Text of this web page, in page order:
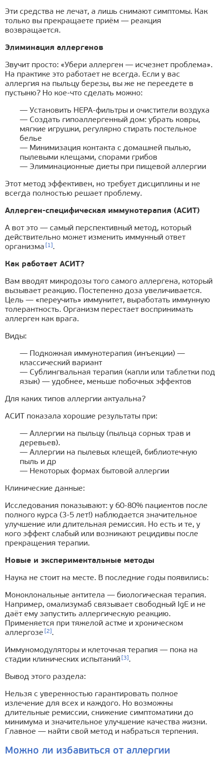
Эти средства не лечат, а лишь снимают симптомы. Как
только вы прекращаете приём — реакция
возвращается.
Элиминация аллергенов
Звучит просто: «Убери аллерген — исчезнет проблема».
На практике это работает не всегда. Если у вас
аллергия на пыльцу березы, вы же не переедете в
пустыню? Но кое-что сделать можно:
— Установить HEPA-фильтры и очистители воздуха
— Создать гипоаллергенный дом: убрать ковры,
мягкие игрушки, регулярно стирать постельное
белье
— Минимизация контакта с домашней пылью,
пылевыми клещами, спорами грибов
— Элиминационные диеты при пищевой аллергии
Этот метод эффективен, но требует дисциплины и не
всегда полностью решает проблему.
Аллерген-специфическая иммунотерапия (АСИТ)
А вот это — самый перспективный метод, который
действительно может изменить иммунный ответ
организма
[1] .
Как работает АСИТ?
Вам вводят микродозы того самого аллергена, который
вызывает реакцию. Постепенно доза увеличивается.
Цель — «переучить» иммунитет, выработать иммунную
толерантность. Организм перестает воспринимать
аллерген как врага.
Виды:
— Подкожная иммунотерапия (инъекции) —
классический вариант
— Сублингвальная терапия (капли или таблетки под
язык) — удобнее, меньше побочных эффектов
Для каких типов аллергии актуальна?
АСИТ показала хорошие результаты при:
— Аллергии на пыльцу (пыльца сорных трав и
деревьев).
— Аллергии на пылевых клещей, библиотечную
пыль и др
— Некоторых формах бытовой аллергии
Клинические данные:
Исследования показывают: у 60-80% пациентов после
полного курса (3-5 лет!) наблюдается значительное
улучшение или длительная ремиссия. Но есть и те, у
кого эффект слабый или возникают рецидивы после
прекращения терапии.
Новые и экспериментальные методы
Наука не стоит на месте. В последние годы появились:
Моноклональные антитела — биологическая терапия.
Например, омализумаб связывает свободный IgE и не
даёт ему запустить аллергическую реакцию.
Применяется при тяжелой астме и хроническом
аллергозе [2] .
Иммуномодуляторы и клеточная терапия — пока на
стадии клинических испытаний [3] .
Вывод этого раздела:
Нельзя с уверенностью гарантировать полное
излечение для всех и каждого. Но возможны
длительные ремиссии, снижение симптоматики до
минимума и значительное улучшение качества жизни.
Главное — найти свой метод и набраться терпения.
Можно ли избавиться от аллергии